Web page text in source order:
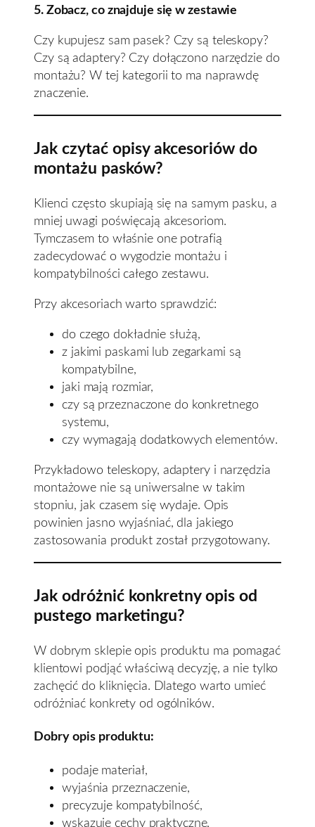
5. Zobacz, co znajduje się w zestawie
Czy kupujesz sam pasek? Czy są teleskopy?
Czy są adaptery? Czy dołączono narzędzie do
montażu? W tej kategorii to ma naprawdę
znaczenie.
Jak czytać opisy akcesoriów do
montażu pasków?
Klienci często skupiają się na samym pasku, a
mniej uwagi poświęcają akcesoriom.
Tymczasem to właśnie one potrafią
zadecydować o wygodzie montażu i
kompatybilności całego zestawu.
Przy akcesoriach warto sprawdzić:
do czego dokładnie służą,
z jakimi paskami lub zegarkami są
kompatybilne,
jaki mają rozmiar,
czy są przeznaczone do konkretnego
systemu,
czy wymagają dodatkowych elementów.
Przykładowo teleskopy, adaptery i narzędzia
montażowe nie są uniwersalne w takim
stopniu, jak czasem się wydaje. Opis
powinien jasno wyjaśniać, dla jakiego
zastosowania produkt został przygotowany.
Jak odróżnić konkretny opis od
pustego marketingu?
W dobrym sklepie opis produktu ma pomagać
klientowi podjąć właściwą decyzję, a nie tylko
zachęcić do kliknięcia. Dlatego warto umieć
odróżniać konkrety od ogólników.
Dobry opis produktu:
podaje materiał,
wyjaśnia przeznaczenie,
precyzuje kompatybilność,
wskazuje cechy praktyczne,